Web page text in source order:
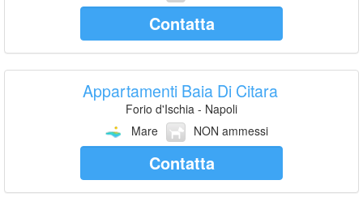
Contatta
Appartamenti Baia Di Citara
Forio d'Ischia - Napoli
Mare
NON ammessi
Contatta